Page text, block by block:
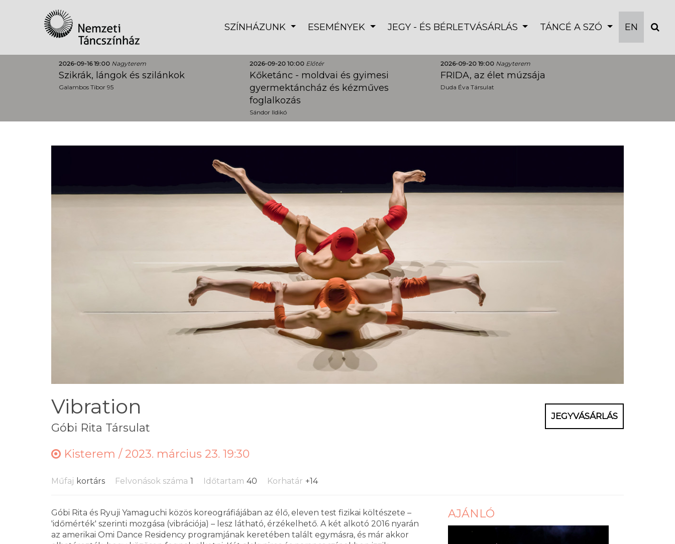
SZÍNHÁZUNK ESEMÉNYEK JEGY - ÉS BÉRLETVÁSÁRLÁS TÁNCÉ A SZÓ EN
2026-09-16 19:00 Nagyterem
Szikrák, lángok és szilánkok
Galambos Tibor 95
2026-09-20 10:00 Előtér
Kőketánc - moldvai és gyimesi
gyermektáncház és kézműves
foglalkozás
Sándor Ildikó
2026-09-20 19:00 Nagyterem
FRIDA, az élet múzsája
Duda Éva Társulat
Vibration
Góbi Rita Társulat
JEGYVÁSÁRLÁS
Kisterem / 2023. március 23. 19:30
Műfaj kortárs Felvonások száma 1 Időtartam 40 Korhatár +14
Góbi Rita és Ryuji Yamaguchi közös koreográfiájában az élő, eleven test fizikai költészete –
'időmérték' szerinti mozgása (vibrációja) – lesz látható, érzékelhető. A két alkotó 2016 nyarán
az amerikai Omi Dance Residency programjának keretében talált egymásra, és már akkor
AJÁNLÓ